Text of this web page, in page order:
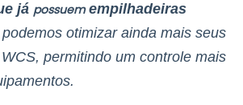
já possuem empilhadeiras
podemos otimizar ainda mais seus
permitindo um controle mais